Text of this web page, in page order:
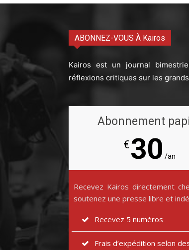
ABONNEZ-VOUS À Kairos
Kairos est un journal
réflexions critiques sur les
Abonnement
€30 /an
Recevez Kairos directement
soutenez une presse libre et
Recevez 5 numéros
Frais d’expédition selon